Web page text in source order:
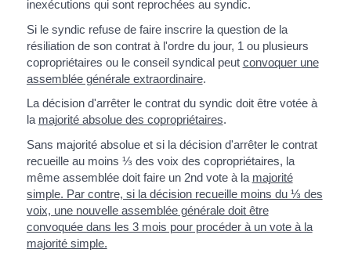
inexécutions qui sont reprochées au syndic.
Si le syndic refuse de faire inscrire la question de la
résiliation de son contrat à l'ordre du jour, 1 ou plusieurs
copropriétaires ou le conseil syndical peut convoquer une
assemblée générale extraordinaire.
La décision d'arrêter le contrat du syndic doit être votée à
la majorité absolue des copropriétaires.
Sans majorité absolue et si la décision d'arrêter le contrat
recueille au moins ⅓ des voix des copropriétaires, la
même assemblée doit faire un 2ndvote à la majorité
simple. Par contre, si la décision recueille moins du ⅓ des
voix, une nouvelle assemblée générale doit être
convoquée dans les 3 mois pour procéder à un vote à la
majorité simple.